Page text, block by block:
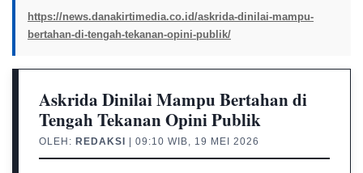
https://news.danakirtimedia.co.id/askrida-dinilai-mampu-
bertahan-di-tengah-tekanan-opini-publik/
Askrida Dinilai Mampu Bertahan di
Tengah Tekanan Opini Publik
OLEH: REDAKSI | 09:10 WIB, 19 MEI 2026